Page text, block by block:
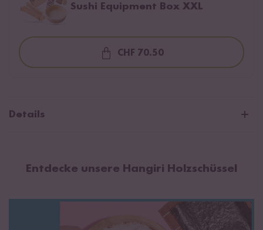
Sushi Equipment Box XXL
CHF 70.50
Details
Durchmesser: 30cm / Höhe: 7,5cm
Entdecke unsere Hangiri Holzschüssel